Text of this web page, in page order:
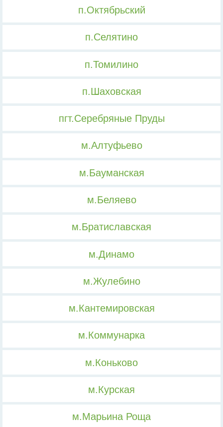
п.Октябрьский
п.Селятино
п.Томилино
п.Шаховская
пгт.Серебряные Пруды
м.Алтуфьево
м.Бауманская
м.Беляево
м.Братиславская
м.Динамо
м.Жулебино
м.Кантемировская
м.Коммунарка
м.Коньково
м.Курская
м.Марьина Роща